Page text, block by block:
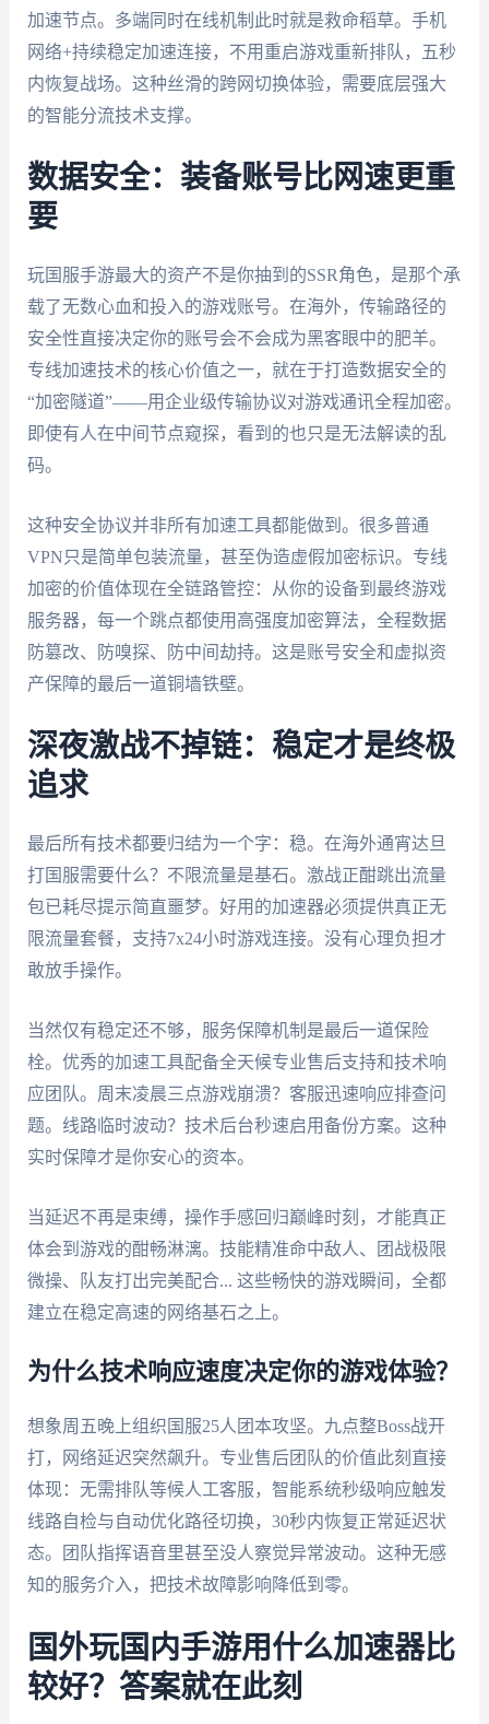
加速节点。多端同时在线机制此时就是救命稻草。手机
网络+持续稳定加速连接，不用重启游戏重新排队，五秒
内恢复战场。这种丝滑的跨网切换体验，需要底层强大
的智能分流技术支撑。
数据安全：装备账号比网速更重
要
玩国服手游最大的资产不是你抽到的SSR角色，是那个承
载了无数心血和投入的游戏账号。在海外，传输路径的
安全性直接决定你的账号会不会成为黑客眼中的肥羊。
专线加速技术的核心价值之一，就在于打造数据安全的
“加密隧道”——用企业级传输协议对游戏通讯全程加密。
即使有人在中间节点窥探，看到的也只是无法解读的乱
码。
这种安全协议并非所有加速工具都能做到。很多普通
VPN只是简单包装流量，甚至伪造虚假加密标识。专线
加密的价值体现在全链路管控：从你的设备到最终游戏
服务器，每一个跳点都使用高强度加密算法，全程数据
防篡改、防嗅探、防中间劫持。这是账号安全和虚拟资
产保障的最后一道铜墙铁壁。
深夜激战不掉链：稳定才是终极
追求
最后所有技术都要归结为一个字：稳。在海外通宵达旦
打国服需要什么？不限流量是基石。激战正酣跳出流量
包已耗尽提示简直噩梦。好用的加速器必须提供真正无
限流量套餐，支持7x24小时游戏连接。没有心理负担才
敢放手操作。
当然仅有稳定还不够，服务保障机制是最后一道保险
栓。优秀的加速工具配备全天候专业售后支持和技术响
应团队。周末凌晨三点游戏崩溃？客服迅速响应排查问
题。线路临时波动？技术后台秒速启用备份方案。这种
实时保障才是你安心的资本。
当延迟不再是束缚，操作手感回归巅峰时刻，才能真正
体会到游戏的酣畅淋漓。技能精准命中敌人、团战极限
微操、队友打出完美配合... 这些畅快的游戏瞬间，全都
建立在稳定高速的网络基石之上。
为什么技术响应速度决定你的游戏体验？
想象周五晚上组织国服25人团本攻坚。九点整Boss战开
打，网络延迟突然飙升。专业售后团队的价值此刻直接
体现：无需排队等候人工客服，智能系统秒级响应触发
线路自检与自动优化路径切换，30秒内恢复正常延迟状
态。团队指挥语音里甚至没人察觉异常波动。这种无感
知的服务介入，把技术故障影响降低到零。
国外玩国内手游用什么加速器比
较好？答案就在此刻